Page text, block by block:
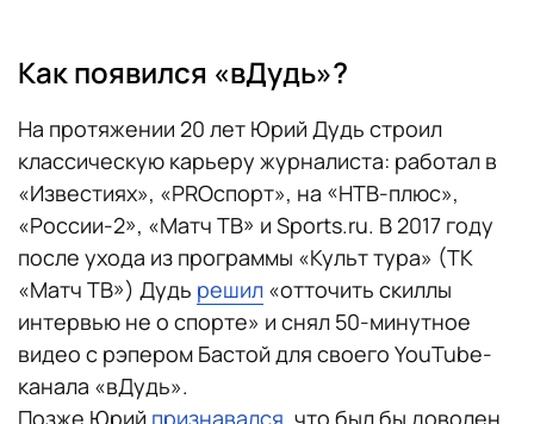
Как появился «вДудь»?
На протяжении 20 лет Юрий Дудь строил
классическую карьеру журналиста: работал в
«Известиях», «PROспорт», на «НТВ-плюс»,
«России-2», «Матч ТВ» и Sports.ru. В 2017 году
после ухода из программы «Культ тура» (ТК
«Матч ТВ») Дудь решил «отточить скиллы
интервью не о спорте» и снял 50-минутное
видео с рэпером Бастой для своего YouTube-
канала «вДудь».